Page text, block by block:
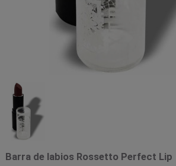
Barra de labios Rossetto Perfect Lip